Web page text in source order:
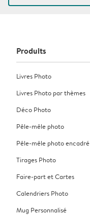
Produits
Livres Photo
Livres Photo par thèmes
Déco Photo
Pêle-mêle photo
Pêle-mêle photo encadré
Tirages Photo
Faire-part et Cartes
Calendriers Photo
Mug Personnalisé